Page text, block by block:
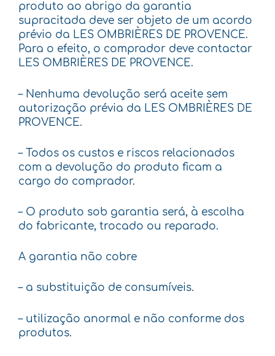
produto ao abrigo da garantia
supracitada deve ser objeto de um acordo
prévio da LES OMBRIÈRES DE PROVENCE.
Para o efeito, o comprador deve contactar
LES OMBRIÈRES DE PROVENCE.
– Nenhuma devolução será aceite sem
autorização prévia da LES OMBRIÈRES DE
PROVENCE.
– Todos os custos e riscos relacionados
com a devolução do produto ficam a
cargo do comprador.
– O produto sob garantia será, à escolha
do fabricante, trocado ou reparado.
A garantia não cobre
– a substituição de consumíveis.
– utilização anormal e não conforme dos
produtos.